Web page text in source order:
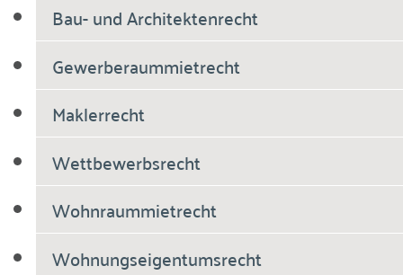
Bau- und Architektenrecht
Gewerberaummietrecht
Maklerrecht
Wettbewerbsrecht
Wohnraummietrecht
Wohnungseigentumsrecht